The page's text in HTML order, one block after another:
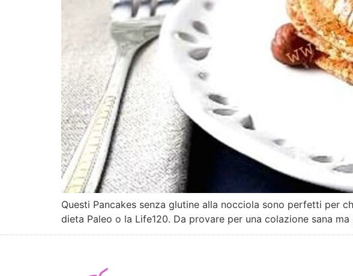
Questi Pancakes senza glutine alla nocciola sono perfetti per
dieta Paleo o la Life120. Da provare per una colazione sana